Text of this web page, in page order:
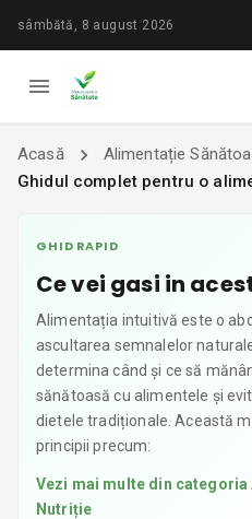
sâmbătă, 8 august 2026
Acasă
Alimentație
Ghidul complet pentru o
GHID RAPID
Ce vei gasi in
Alimentația intuitivă este o
ascultarea semnalelor
determina când și ce să
sănătoasă cu alimentele și
dietele tradiționale. Această
principii precum:
Vezi mai multe din categoria
Nutriție